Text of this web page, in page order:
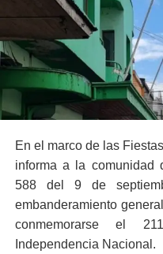
En el marco de las
informa a la comunidad
588 del 9 de
embanderamiento
conmemorarse el
Independencia Nacional.